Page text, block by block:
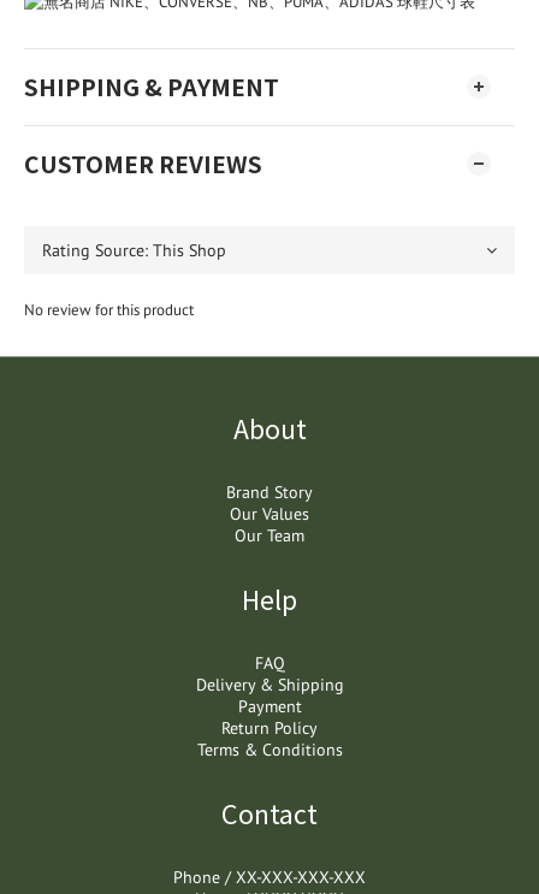
SHIPPING & PAYMENT
CUSTOMER REVIEWS
No review for this product
About
Brand Story
Our Values
Our Team
Help
FAQ
Delivery & Shipping
Payment
Return Policy
Terms & Conditions
Contact
Phone / XX-XXX-XXX-XXX